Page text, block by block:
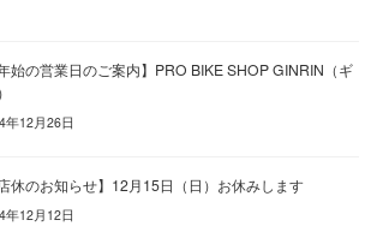
年始の営業日のご案内】PRO BIKE SHOP GINRIN（ギ
年12月26日
店休のお知らせ】12月15日（日）お休みします
年12月12日